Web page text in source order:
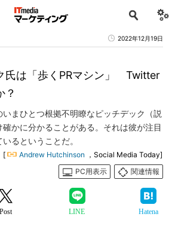
2022年12月19日
氏は「歩くPRマシン」 Twitter
？
まひとつ根拠不明瞭なピッチデック（説
かに分かることがある。それは彼が注目
るということだ。
[ Andrew Hutchinson ，Social Media Today]
PC用表示
関連情報
Post LINE Hatena